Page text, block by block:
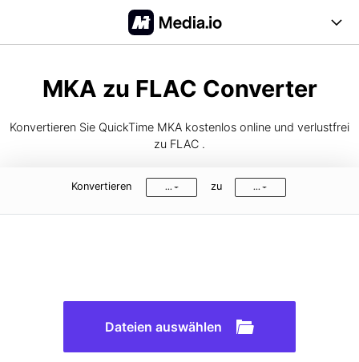
Support
Anleitung
MKA zu FLAC Converter
Konvertieren Sie QuickTime MKA kostenlos online und verlustfrei
zu FLAC .
Konvertieren ... zu ...
Dateien auswählen